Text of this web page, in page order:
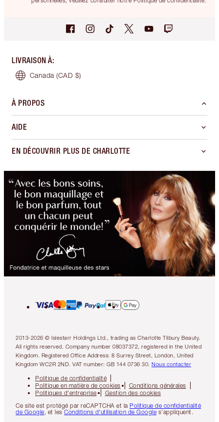
LIVRAISON À:
Canada (CAD $)
À PROPOS
AIDE
EN DÉCOUVRIR PLUS DE CHARLOTTE
2013-2026 © Islestarr Holdings Ltd., trading as Charlotte Tilbury Beauty.
All rights reserved. Company number 08037372, registered in the United
Kingdom. Registered Office Address: 8 Surrey Street, London, United
Kingdom WC2R 2ND. VAT number: GB 144 0736 30. Nous contacter
Politique de confidentialité
Politique en matière de cookies
Conditions générales
Politiques d’entreprise
Gestion des cookies
Ce site est protégé par reCAPTCHA et la Politique de confidentialité
de Google, et les Conditions d'utilisation de Google s’appliquent.